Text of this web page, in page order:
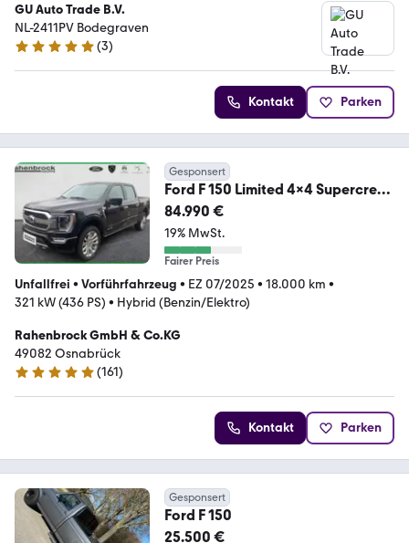
GU Auto Trade B.V.
NL-2411PV Bodegraven
4.8 Sterne
(3)
Kontakt Parken
Gesponsert
Ford F 150 Limited 4x4 Supercrew
3.5L V6
84.990 €
19% MwSt.
Fairer Preis
Unfallfrei • Vorführfahrzeug • EZ 07/2025 • 18.000 km •
321 kW (436 PS) • Hybrid (Benzin/Elektro)
Rahenbrock GmbH & Co.KG
49082 Osnabrück
4.8 Sterne
(161)
Kontakt Parken
Gesponsert
Ford F 150
25.500 €